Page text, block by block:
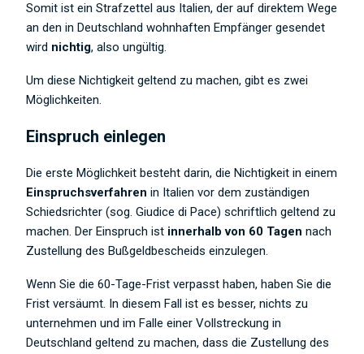
Somit ist ein Strafzettel aus Italien, der auf direktem Wege
an den in Deutschland wohnhaften Empfänger gesendet
wird nichtig, also ungültig.
Um diese Nichtigkeit geltend zu machen, gibt es zwei
Möglichkeiten.
Einspruch einlegen
Die erste Möglichkeit besteht darin, die Nichtigkeit in einem
Einspruchsverfahren in Italien vor dem zuständigen
Schiedsrichter (sog. Giudice di Pace) schriftlich geltend zu
machen. Der Einspruch ist innerhalb von 60 Tagen nach
Zustellung des Bußgeldbescheids einzulegen.
Wenn Sie die 60-Tage-Frist verpasst haben, haben Sie die
Frist versäumt. In diesem Fall ist es besser, nichts zu
unternehmen und im Falle einer Vollstreckung in
Deutschland geltend zu machen, dass die Zustellung des